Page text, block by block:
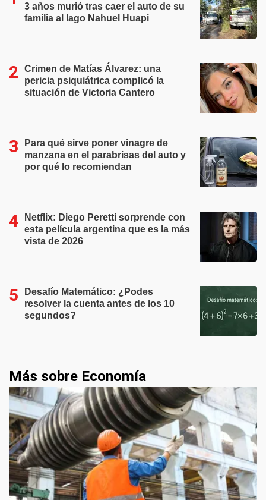
3 años murió tras caer el auto de su
familia al lago Nahuel Huapi
Crimen de Matías Álvarez: una
pericia psiquiátrica complicó la
situación de Victoria Cantero
Para qué sirve poner vinagre de
manzana en el parabrisas del auto y
por qué lo recomiendan
Netflix: Diego Peretti sorprende con
esta película argentina que es la más
vista de 2026
Desafío Matemático: ¿Podes
resolver la cuenta antes de los 10
segundos?
Más sobre Economía